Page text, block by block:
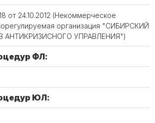
от 24.10.2012 (Некоммерческое
организация "СИБИРСКИЙ
АНТИКРИЗИСНОГО УПРАВЛЕНИЯ")
ФЛ:
ЮЛ: